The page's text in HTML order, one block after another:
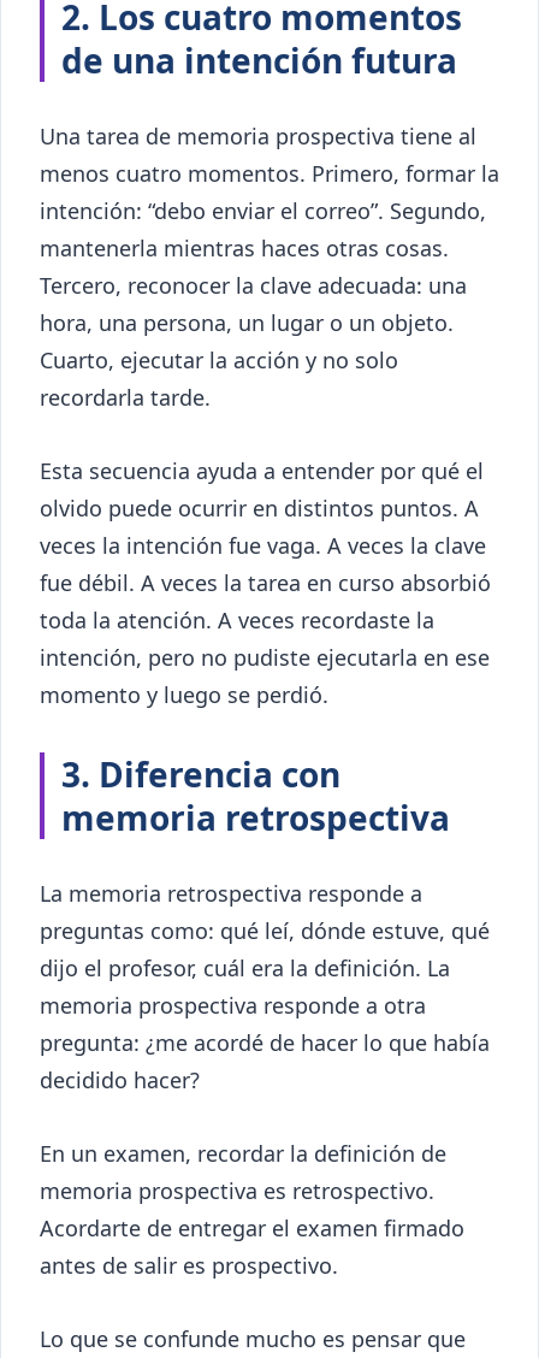
2. Los cuatro momentos
de una intención futura
Una tarea de memoria prospectiva tiene al
menos cuatro momentos. Primero, formar la
intención: “debo enviar el correo”. Segundo,
mantenerla mientras haces otras cosas.
Tercero, reconocer la clave adecuada: una
hora, una persona, un lugar o un objeto.
Cuarto, ejecutar la acción y no solo
recordarla tarde.
Esta secuencia ayuda a entender por qué el
olvido puede ocurrir en distintos puntos. A
veces la intención fue vaga. A veces la clave
fue débil. A veces la tarea en curso absorbió
toda la atención. A veces recordaste la
intención, pero no pudiste ejecutarla en ese
momento y luego se perdió.
3. Diferencia con
memoria retrospectiva
La memoria retrospectiva responde a
preguntas como: qué leí, dónde estuve, qué
dijo el profesor, cuál era la definición. La
memoria prospectiva responde a otra
pregunta: ¿me acordé de hacer lo que había
decidido hacer?
En un examen, recordar la definición de
memoria prospectiva es retrospectivo.
Acordarte de entregar el examen firmado
antes de salir es prospectivo.
Lo que se confunde mucho es pensar que